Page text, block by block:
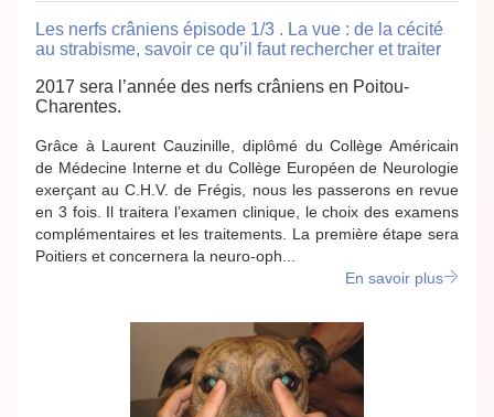
Les nerfs crâniens épisode 1/3 . La vue : de la cécité
au strabisme, savoir ce qu’il faut rechercher et traiter
2017 sera l’année des nerfs crâniens en Poitou-
Charentes.
Grâce à Laurent Cauzinille, diplômé du Collège Américain
de Médecine Interne et du Collège Européen de Neurologie
exerçant au C.H.V. de Frégis, nous les passerons en revue
en 3 fois. Il traitera l’examen clinique, le choix des examens
complémentaires et les traitements. La première étape sera
Poitiers et concernera la neuro-oph...
En savoir plus